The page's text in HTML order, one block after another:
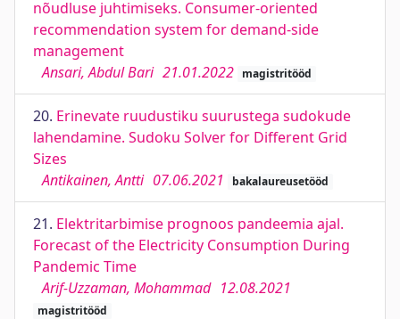
nõudluse juhtimiseks. Consumer-oriented
recommendation system for demand-side
management
Ansari, Abdul Bari 21.01.2022 magistritööd
20. Erinevate ruudustiku suurustega sudokude
lahendamine. Sudoku Solver for Different Grid
Sizes
Antikainen, Antti 07.06.2021 bakalaureusetööd
21. Elektritarbimise prognoos pandeemia ajal.
Forecast of the Electricity Consumption During
Pandemic Time
Arif-Uzzaman, Mohammad 12.08.2021
magistritööd